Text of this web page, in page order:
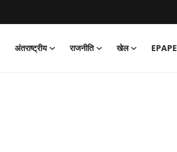
अंतराष्ट्रीय राजनीति खेल